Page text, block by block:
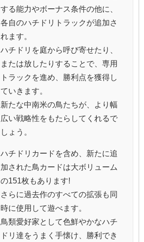
する能力やボーナス条件の他に、
各自のハチドリトラックが追加さ
れます。
ハチドリを庭から呼び寄せたり、
または放したりすることで、専用
トラックを進め、勝利点を獲得し
ていきます。
新たな中南米の鳥たちが、より幅
広い戦略性をもたらしてくれるで
しょう。
ハチドリカードを含め、新たに追
加された鳥カードは大ボリューム
の151枚もあります!
さらに過去作のすべての拡張も同
時に使用して遊べます。
鳥類愛好家として色鮮やかなハチ
ドリ達をうまく手懐け、勝利でき